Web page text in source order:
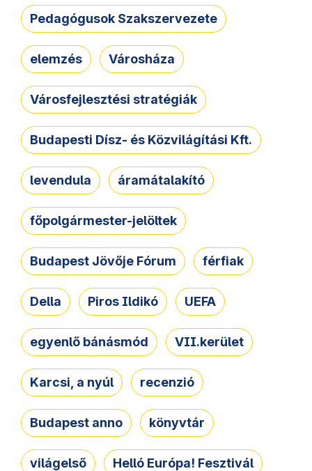
Pedagógusok Szakszervezete
elemzés Városháza
Városfejlesztési stratégiák
Budapesti Dísz- és Közvilágítási Kft.
levendula áramátalakító
főpolgármester-jelöltek
Budapest Jövője Fórum férfiak
Della Piros Ildikó UEFA
egyenlő bánásmód VII.kerület
Karcsi, a nyúl recenzió
Budapest anno könyvtár
világelső Helló Európa! Fesztivál